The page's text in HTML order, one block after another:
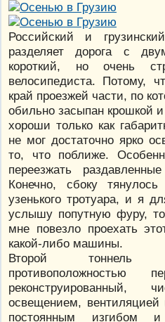
Российский и
разделяет дорога с
короткий, но очень
велосипедиста. Потому,
край проезжей части, по
обильно засыпан крошкой
хороши только как
не мог достаточно ярко
то, что поближе.
переезжать
Конечно, сбоку
узенького тротуара, и я
услышу попутную фуру,
мне повезло проехать
какой-либо машины.
Второй тоннель
противоположностью
освещением,
постоянным